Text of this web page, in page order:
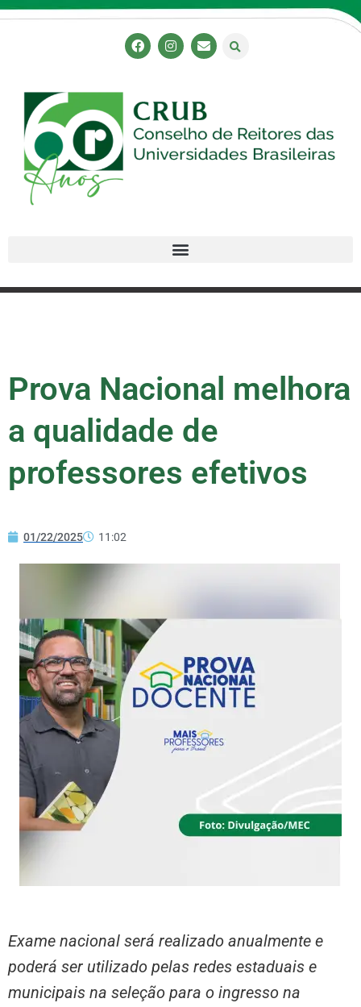
Prova Nacional melhora
a qualidade de
professores efetivos
01/22/2025 11:02
Exame nacional será realizado anualmente e
poderá ser utilizado pelas redes estaduais e
municipais na seleção para o ingresso na